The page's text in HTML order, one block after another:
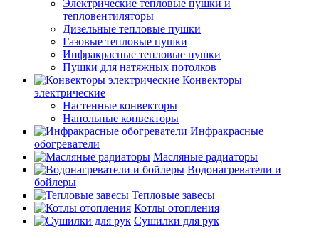
Электрические тепловые пушки и
тепловентиляторы
Дизельные тепловые пушки
Газовые тепловые пушки
Инфракрасные тепловые пушки
Пушки для натяжных потолков
Конвекторы
электрические
Настенные конвекторы
Напольные конвекторы
Инфракрасные
обогреватели
Масляные радиаторы
Водонагреватели и
бойлеры
Тепловые завесы
Котлы отопления
Сушилки для рук